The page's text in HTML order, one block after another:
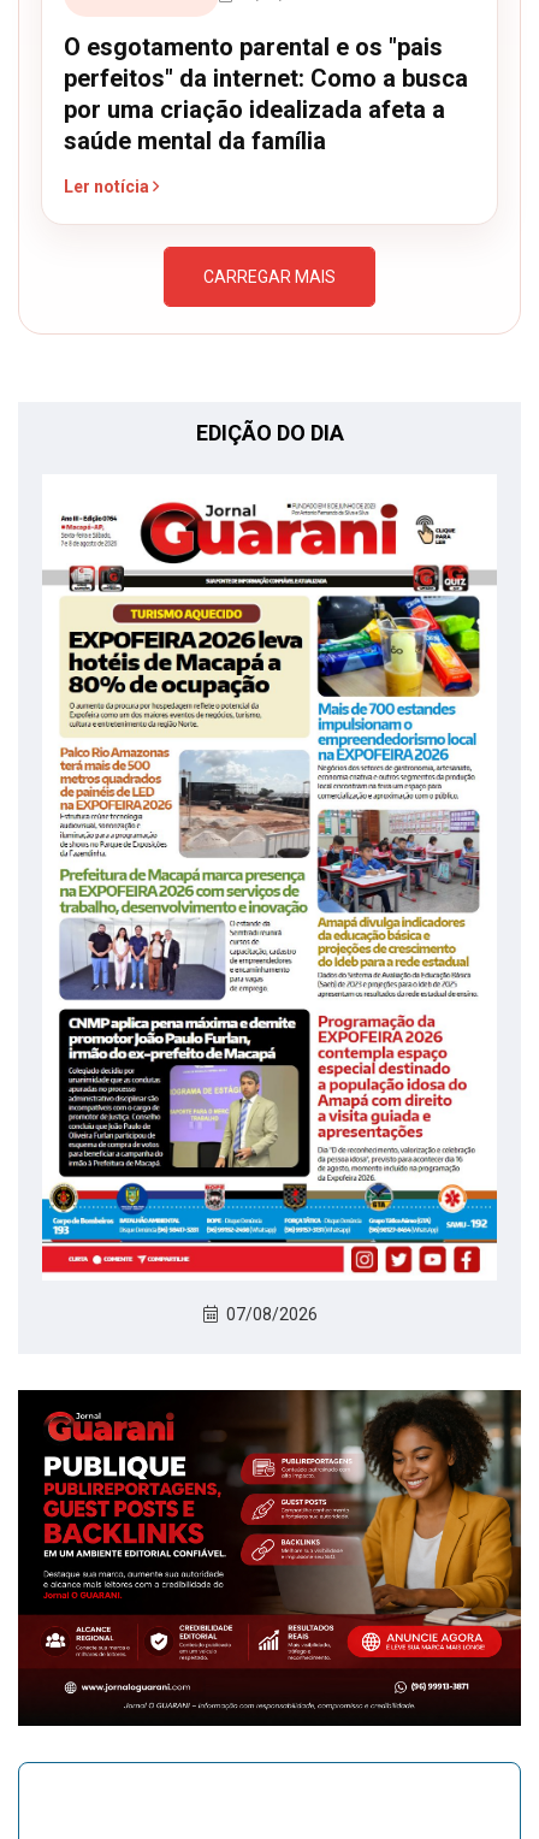
O esgotamento parental e os "pais
perfeitos" da internet: Como a busca
por uma criação idealizada afeta a
saúde mental da família
Ler notícia
CARREGAR MAIS
EDIÇÃO DO DIA
07/08/2026